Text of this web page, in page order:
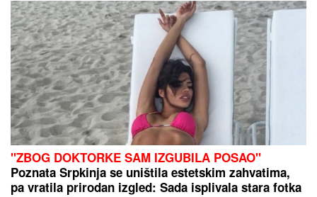
"ZBOG DOKTORKE SAM IZGUBILA POSAO"
Poznata Srpkinja se uništila estetskim zahvatima,
pa vratila prirodan izgled: Sada isplivala stara fotka